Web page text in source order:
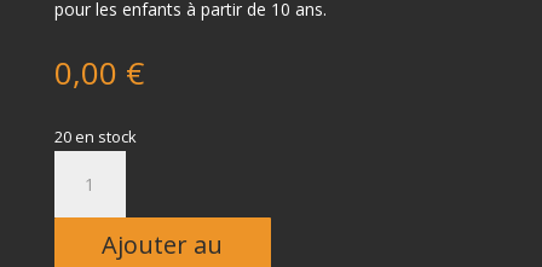
pour les enfants à partir de 10 ans.
0,00 €
20 en stock
Enfant
Ajouter au